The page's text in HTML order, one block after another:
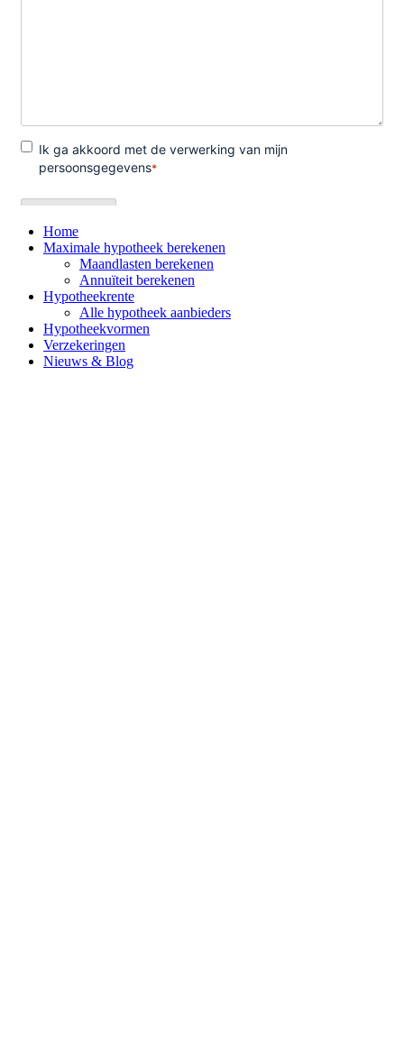
Home
Maximale hypotheek berekenen
Maandlasten berekenen
Annuïteit berekenen
Hypotheekrente
Alle hypotheek aanbieders
Hypotheekvormen
Verzekeringen
Nieuws & Blog